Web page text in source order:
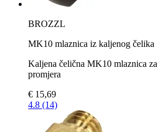
BROZZL
MK10 mlaznica iz kaljenog čelika
Kaljena čelična MK10 mlaznica
promjera
€ 15,69
4.8 (14)